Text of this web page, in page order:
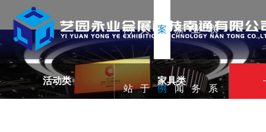
网
站
关
于
案
例
新
闻
业
务
联
系
活动类 家具类